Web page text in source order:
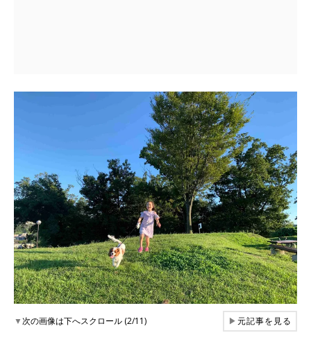
▼次の画像は下へスクロール (2/11) ▶元記事を見る